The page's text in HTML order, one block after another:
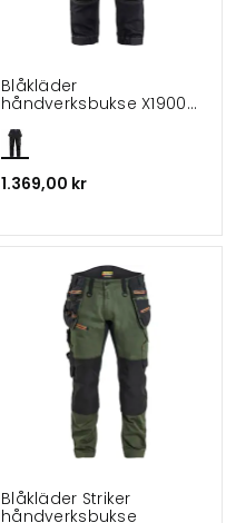
Blåkläder
håndverksbukse X1900
1.369,00 kr
Blåkläder Striker
håndverksbukse